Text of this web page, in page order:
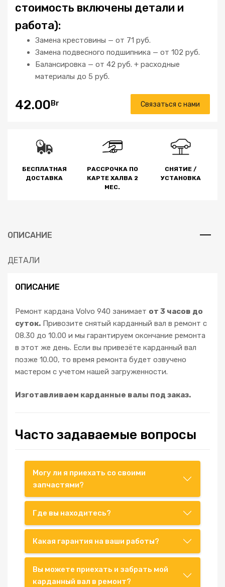
стоимость включены детали и
работа):
Замена крестовины — от 71 руб.
Замена подвесного подшипника — от 102 руб.
Балансировка — от 42 руб. + расходные
материалы до 5 руб.
42.00Br Связаться с нами
БЕСПЛАТНАЯ
ДОСТАВКА
РАССРОЧКА ПО
КАРТЕ ХАЛВА 2
МЕС.
СНЯТИЕ /
УСТАНОВКА
ОПИСАНИЕ
ДЕТАЛИ
ОПИСАНИЕ
Ремонт кардана Volvo 940 занимает от 3 часов до
суток. Привозите снятый карданный вал в ремонт с
08.30 до 10.00 и мы гарантируем окончание ремонта
в этот же день. Если вы привезёте карданный вал
позже 10.00, то время ремонта будет озвучено
мастером с учетом нашей загруженности.
Изготавливаем карданные валы под заказ.
Часто задаваемые вопросы
Могу ли я приехать со своими
запчастями?
Где вы находитесь?
Какая гарантия на ваши работы?
Вы можете приехать и забрать мой
карданный вал в ремонт?